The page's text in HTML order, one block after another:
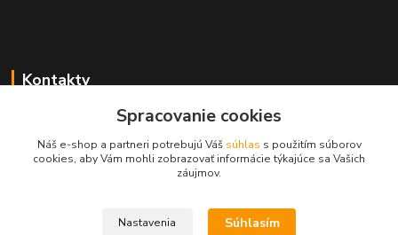
Kontakty
+421 2 529 67 411
(Po - Pia: 10:00 - 17:30)
Spracovanie cookies
Náš e-shop a partneri potrebujú Váš súhlas s použitím súborov
cookies, aby Vám mohli zobrazovať informácie týkajúce sa Vašich
záujmov.
Nastavenia Súhlasím